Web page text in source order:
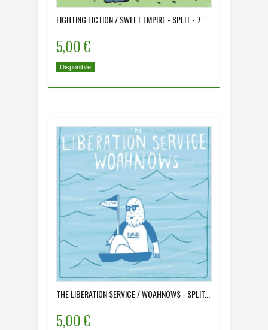
FIGHTING FICTION / SWEET EMPIRE - SPLIT - 7"
5,00 €
Disponibile
THE LIBERATION SERVICE / WOAHNOWS - SPLIT...
5,00 €